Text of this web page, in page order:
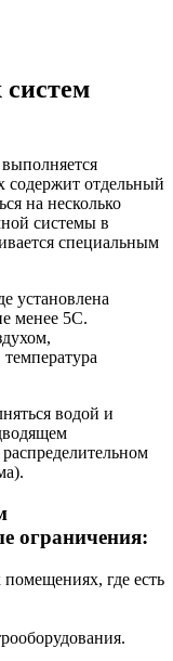
содержит отдельный
на несколько
системы в
специальным
установлена
менее 5С.
водой и
ограничения:
где есть